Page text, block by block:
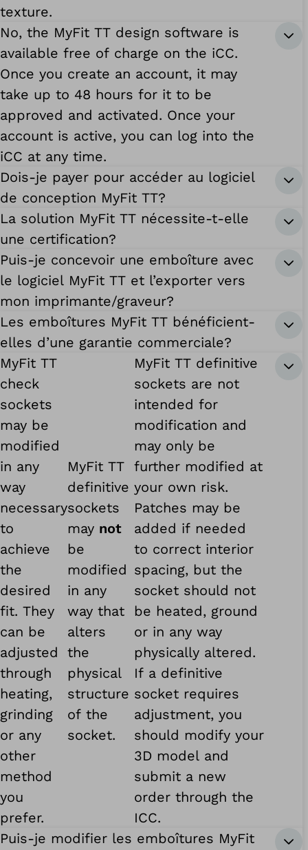
texture.
No, the MyFit TT design software is
available free of charge on the iCC.
Once you create an account, it may
take up to 48 hours for it to be
approved and activated. Once your
account is active, you can log into the
iCC at any time.
Dois-je payer pour accéder au logiciel
de conception MyFit TT?
La solution MyFit TT nécessite-t-elle
une certification?
Puis-je concevoir une emboîture avec
le logiciel MyFit TT et l’exporter vers
mon imprimante/graveur?
Les emboîtures MyFit TT bénéficient-
elles d’une garantie commerciale?
MyFit TT
check
sockets
may be
modified
in any
way
necessary
to
achieve
the
desired
fit. They
can be
adjusted
through
heating,
grinding
or any
other
method
you
prefer.
MyFit TT
definitive
sockets
may not
be
modified
in any
way that
alters
the
physical
structure
of the
socket.
MyFit TT definitive
sockets are not
intended for
modification and
may only be
further modified at
your own risk.
Patches may be
added if needed
to correct interior
spacing, but the
socket should not
be heated, ground
or in any way
physically altered.
If a definitive
socket requires
adjustment, you
should modify your
3D model and
submit a new
order through the
ICC.
Puis-je modifier les emboîtures MyFit